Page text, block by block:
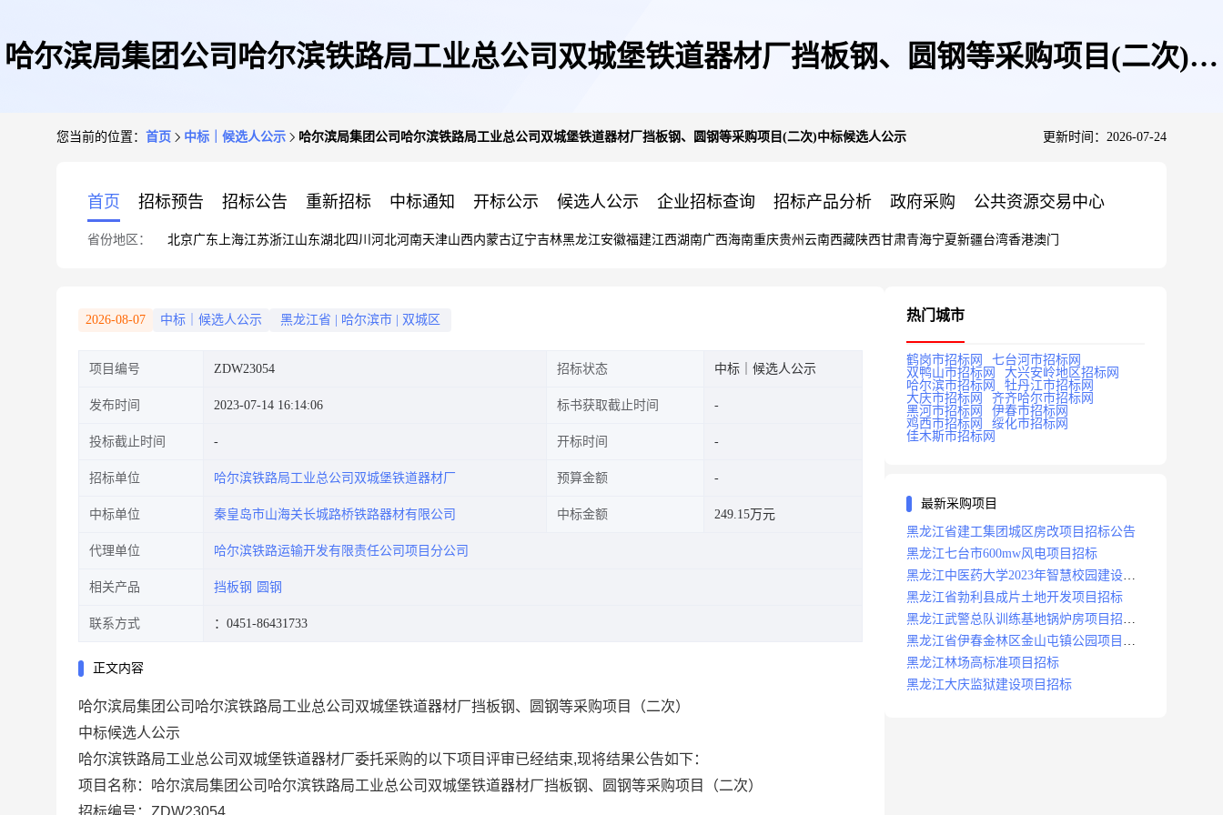
哈尔滨局集团公司哈尔滨铁路局工业总公司双城堡铁道器材厂挡板钢、圆钢等采购项目(二次)中
您当前的位置： 首页 中标｜候选人公示 哈尔滨局集团公司哈尔滨铁路局工业总公司双城堡铁道器材厂挡板钢、圆钢等采购项目(二次)中标候选人公示 更新时间：2026-07-24
首页 招标预告 招标公告 重新招标 中标通知 开标公示 候选人公示 企业招标查询 招标产品分析 政府采购 公共资源交易中心
省份地区： 北京广东 上海江苏浙江山东湖北四川 河北河南天津山西内蒙古辽宁吉林黑龙江安徽福建江西湖南广西海南重庆贵州 云南西藏陕西甘肃青海宁夏新疆台湾香港澳门
2026-08-07 中标｜候选人公示 黑龙江省 哈尔滨市 双城区
项目编号 ZDW23054 招标状态 中标｜候选人公示
发布时间 2023-07-14 16:14:06 标书获取截止时间
投标截止时间 开标时间
招标单位 哈尔滨铁路局工业总公司双城堡铁道器材厂 预算金额
中标单位 秦皇岛市山海关长城路桥铁路器材有限公司 中标金额 249.15万元
代理单位 哈尔滨铁路运输开发有限责任公司项目分公司
相关产品 挡板钢 圆钢
联系方式 ：0451-86431733
正文内容
哈尔滨局集团公司哈尔滨铁路局工业总公司双城堡铁道器材厂挡板钢、圆钢等采购项目（二次）
中标候选人公示
哈尔滨铁路局工业总公司双城堡铁道器材厂委托采购的以下项目评审已经结束,现将结果公告如下：
项目名称：哈尔滨局集团公司哈尔滨铁路局工业总公司双城堡铁道器材厂挡板钢、圆钢等采购项目（二次）
招标编号： ZDW23054
热门城市
鹤岗市招标网
七台河市招标网
双鸭山市招标网
大兴安岭地区招标网
哈尔滨市招标网
牡丹江市招标网
大庆市招标网
齐齐哈尔市招标网
黑河市招标网
伊春市招标网
鸡西市招标网
绥化市招标网
佳木斯市招标网
最新采购项目
黑龙江省建工集团城区房改项目招标公告
黑龙江七台市600mw风电项目招标
黑龙江中医药大学2023年智慧校园建设项
目招标公告
黑龙江省勃利县成片土地开发项目招标
黑龙江武警总队训练基地锅炉房项目招标
公示
黑龙江省伊春金林区金山屯镇公园项目招
标公告
黑龙江林场高标准项目招标
黑龙江大庆监狱建设项目招标